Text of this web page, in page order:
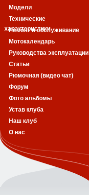
Модели
Технические
характеристики
Ремонт и обслуживание
Мотокалендарь
Руководства эксплуатации
Статьи
Рюмочная (видео чат)
Форум
Фото альбомы
Устав клуба
Наш клуб
О нас